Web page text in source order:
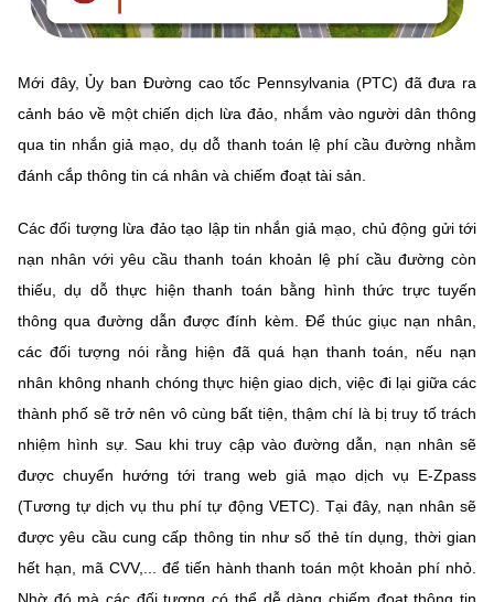
Mới đây, Ủy ban Đường cao tốc Pennsylvania (PTC) đã đưa ra
cảnh báo về một chiến dịch lừa đảo, nhắm vào người dân thông
qua tin nhắn giả mạo, dụ dỗ thanh toán lệ phí cầu đường nhằm
đánh cắp thông tin cá nhân và chiếm đoạt tài sản.
Các đối tượng lừa đảo tạo lập tin nhắn giả mạo, chủ động gửi tới
nạn nhân với yêu cầu thanh toán khoản lệ phí cầu đường còn
thiếu, dụ dỗ thực hiện thanh toán bằng hình thức trực tuyến
thông qua đường dẫn được đính kèm. Để thúc giục nạn nhân,
các đối tượng nói rằng hiện đã quá hạn thanh toán, nếu nạn
nhân không nhanh chóng thực hiện giao dịch, việc đi lại giữa các
thành phố sẽ trở nên vô cùng bất tiện, thậm chí là bị truy tố trách
nhiệm hình sự. Sau khi truy cập vào đường dẫn, nạn nhân sẽ
được chuyển hướng tới trang web giả mạo dịch vụ E-Zpass
(Tương tự dịch vụ thu phí tự động VETC). Tại đây, nạn nhân sẽ
được yêu cầu cung cấp thông tin như số thẻ tín dụng, thời gian
hết hạn, mã CVV,... để tiến hành thanh toán một khoản phí nhỏ.